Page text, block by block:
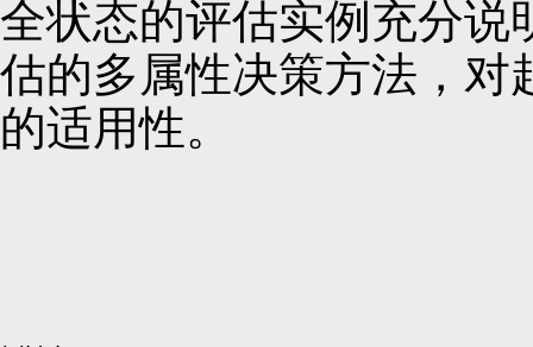
全状态的评估实例充分说
估的多属性决策方法，对
的适用性。